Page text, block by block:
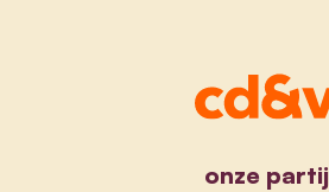
onze partij